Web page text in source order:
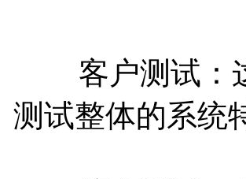
客户测试：这
测试整体的系统